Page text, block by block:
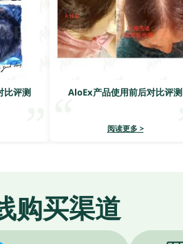
比评测 AloEx产品使用前后对比评测
阅读更多 >
购买渠道